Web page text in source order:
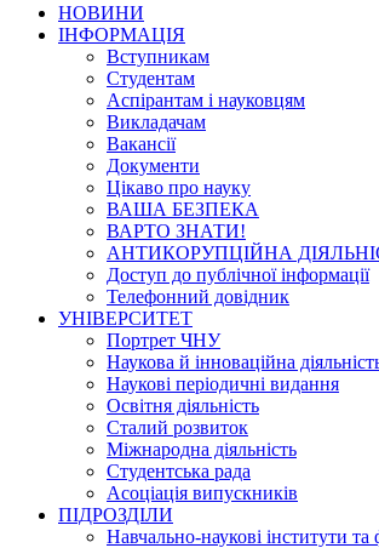
НОВИНИ
ІНФОРМАЦІЯ
Вступникам
Студентам
Аспірантам і науковцям
Викладачам
Вакансії
Документи
Цікаво про науку
ВАША БЕЗПЕКА
ВАРТО ЗНАТИ!
АНТИКОРУПЦІЙНА
Доступ до публічної інформації
Телефонний довідник
УНІВЕРСИТЕТ
Портрет ЧНУ
Наукова й інноваційна
Наукові періодичні видання
Освітня діяльність
Сталий розвиток
Міжнародна діяльність
Студентська рада
Асоціація випускників
ПІДРОЗДІЛИ
Навчально-наукові інститути та